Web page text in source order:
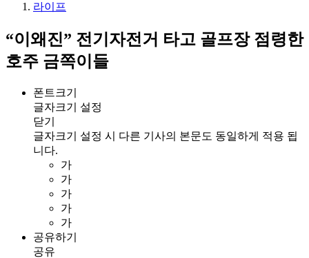
라이프
“이왜진” 전기자전거 타고 골프장 점령한
호주 금쪽이들
폰트크기
글자크기 설정
닫기
글자크기 설정 시 다른 기사의 본문도 동일하게 적용 됩
니다.
가
가
가
가
가
공유하기
공유